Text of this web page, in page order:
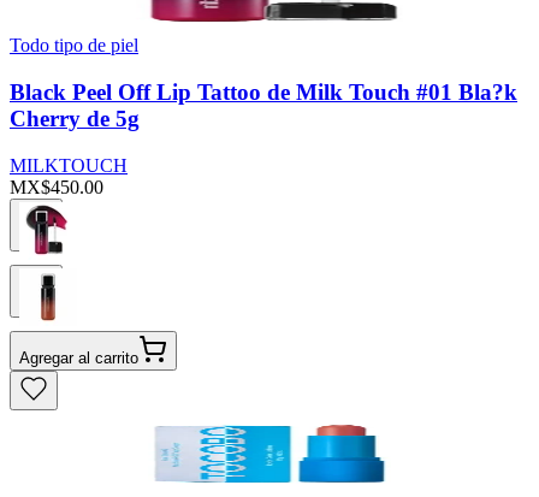
Todo tipo de piel
Black Peel Off Lip Tattoo de Milk Touch #01 Bla?k
Cherry de 5g
MILKTOUCH
MX$450.00
Agregar al carrito